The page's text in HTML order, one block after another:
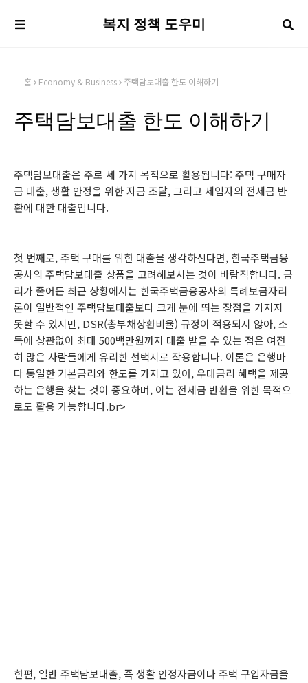
복지 정책 도우미
홈 Economy & Business 주택담보대출 한도 이해하기
주택담보대출 한도 이해하기
주택담보대출은 주로 세 가지 목적으로 활용됩니다: 주택 구매자
금 대출, 생활 안정을 위한 자금 조달, 그리고 세입자의 전세금 반
환에 대한 대출입니다.
첫 번째로, 주택 구매를 위한 대출을 생각하신다면, 한국주택금융
공사의 주택담보대출 상품을 고려해보시는 것이 바람직합니다. 금
리가 줄어든 최근 상황에서는 한국주택금융공사의 특례보금자리
론이 일반적인 주택담보대출보다 크게 눈에 띄는 장점을 가지지
못할 수 있지만, DSR(총부채상환비율) 규정이 적용되지 않아, 소
득에 상관없이 최대 500백만원까지 대출 받을 수 있는 점은 여전
히 많은 사람들에게 유리한 선택지로 작용합니다. 이론은 은행마
다 동일한 기본금리와 한도를 가지고 있어, 우대금리 혜택을 제공
하는 은행을 찾는 것이 중요하며, 이는 전세금 반환을 위한 목적으
로도 활용 가능합니다.br>
한편, 일반 주택담보대출, 즉 생활 안정자금이나 주택 구입자금을